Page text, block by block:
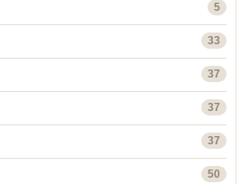
5
33
37
37
37
50